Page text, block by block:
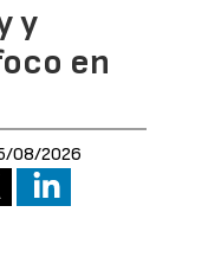
y
en
08/2026